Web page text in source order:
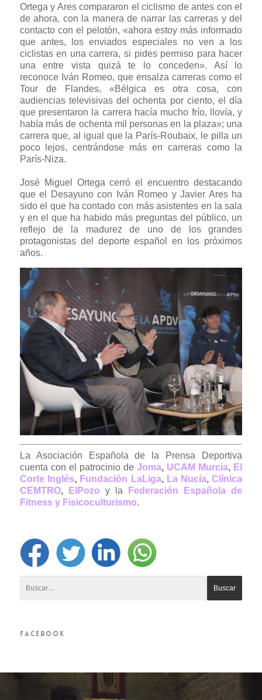
Ortega y Ares compararon el ciclismo de antes con el
de ahora, con la manera de narrar las carreras y del
contacto con el pelotón, «ahora estoy más informado
que antes, los enviados especiales no ven a los
ciclistas en una carrera, si pides permiso para hacer
una entre vista quizá te lo conceden». Así lo
reconoce Iván Romeo, que ensalza carreras como el
Tour de Flandes, «Bélgica es otra cosa, con
audiencias televisivas del ochenta por ciento, el día
que presentaron la carrera hacía mucho frío, llovía, y
había más de ochenta mil personas en la plaza»; una
carrera que, al igual que la París-Roubaix, le pilla un
poco lejos, centrándose más en carreras como la
París-Niza.
José Miguel Ortega cerró el encuentro destacando
que el Desayuno con Iván Romeo y Javier Ares ha
sido el que ha contado con más asistentes en la sala
y en el que ha habido más preguntas del público, un
reflejo de la madurez de uno de los grandes
protagonistas del deporte español en los próximos
años.
La Asociación Española de la Prensa Deportiva
cuenta con el patrocinio de Joma, UCAM Murcia, El
Corte Inglés, Fundación LaLiga, La Nucía,Clínica
CEMTRO, ElPozo y la
Federación Española de
Fitness y Fisicoculturismo.
FACEBOOK